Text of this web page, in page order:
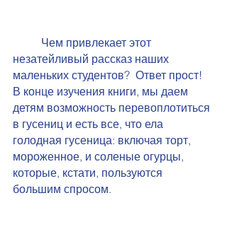
Чем привлекает этот
незатейливый рассказ наших
маленьких студентов?  Ответ прост!
В конце изучения книги, мы даем
детям возможность перевоплотиться
в гусениц и есть все, что ела
голодная гусеница: включая торт,
мороженное, и соленые огурцы,
которые, кстати, пользуются
большим спросом.